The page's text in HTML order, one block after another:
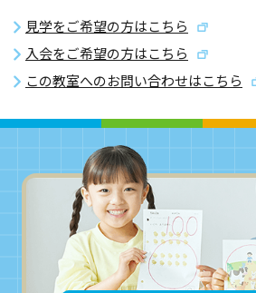
見学をご希望の方はこちら
入会をご希望の方はこちら
この教室へのお問い合わせはこちら